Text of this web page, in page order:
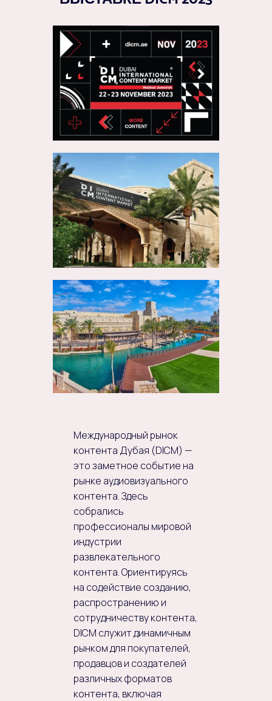
Международный рынок
контента Дубая (DICM) —
это заметное событие на
рынке аудиовизуального
контента. Здесь
собрались
профессионалы мировой
индустрии
развлекательного
контента. Ориентируясь
на содействие созданию,
распространению и
сотрудничеству контента,
DICM служит динамичным
рынком для покупателей,
продавцов и создателей
различных форматов
контента, включая